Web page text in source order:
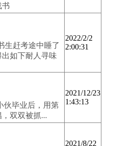
书
生赶考途中睡了
如下耐人寻味
2022/2/2
2:00:31
伙毕业后，用第
双双被抓...
2021/12/23
1:43:13
2021/8/22